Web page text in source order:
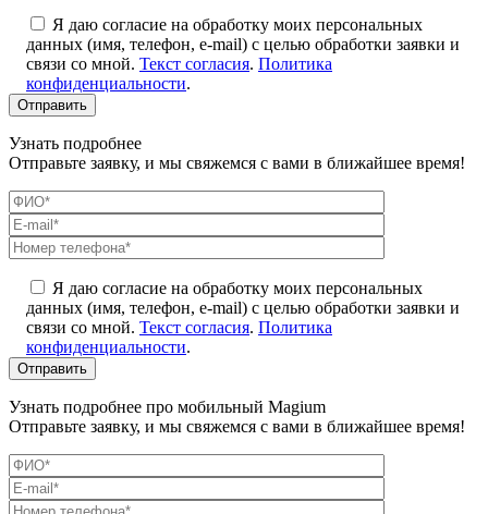
Я даю согласие на обработку моих персональных
данных (имя, телефон, e-mail) с целью обработки заявки и
связи со мной. Текст согласия. Политика
конфиденциальности.
Узнать подробнее
Отправьте заявку, и мы свяжемся с вами в ближайшее время!
Я даю согласие на обработку моих персональных
данных (имя, телефон, e-mail) с целью обработки заявки и
связи со мной. Текст согласия. Политика
конфиденциальности.
Узнать подробнее про мобильный Magium
Отправьте заявку, и мы свяжемся с вами в ближайшее время!